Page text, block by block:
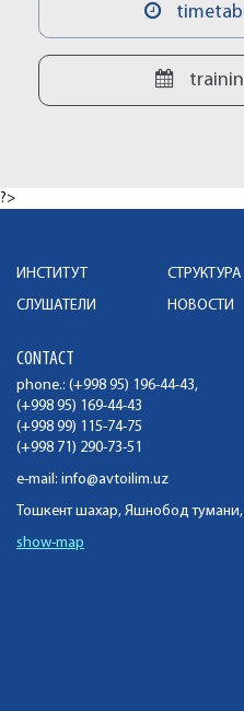
?>
ИНСТИТУТ СТРУКТУРА
СЛУШАТЕЛИ
НОВОСТИ
CONTACT
phone.: (+998 95) 196-44-43,
(+998 95) 169-44-43
(+998 99) 115-74-75
(+998 71) 290-73-51
e-mail: info@avtoilim.uz
Тошкент шахар, Яшнобод
show-map